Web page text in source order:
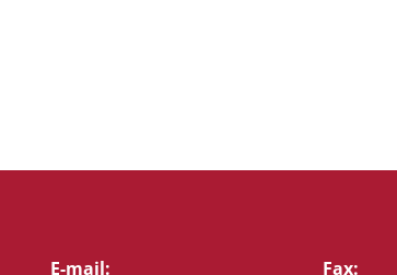
E-mail: Fax: